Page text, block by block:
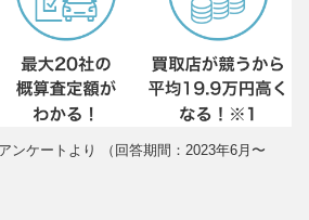
ンケートより （回答期間：2023年6月〜